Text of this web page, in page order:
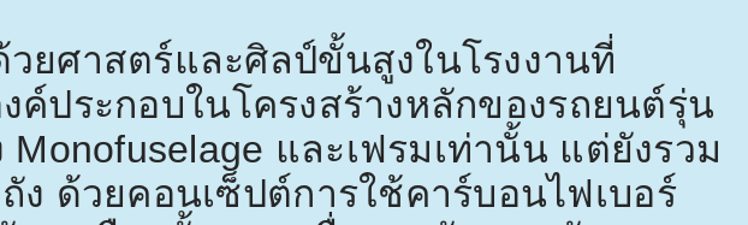
ยศาสตร์และศิลป์ขั้นสูงในโรงงานที่
ค์ประกอบในโครงสร้างหลักของรถยนต์รุ่น
Monofuselage และเฟรมเท่านั้น แต่ยังรวม
ง ด้วยคอนเซ็ปต์การใช้คาร์บอนไฟเบอร์